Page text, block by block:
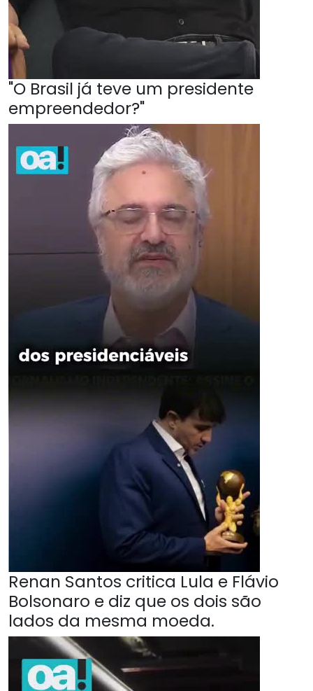
"O Brasil já teve um presidente
empreendedor?"
Renan Santos critica Lula e Flávio
Bolsonaro e diz que os dois são
lados da mesma moeda.